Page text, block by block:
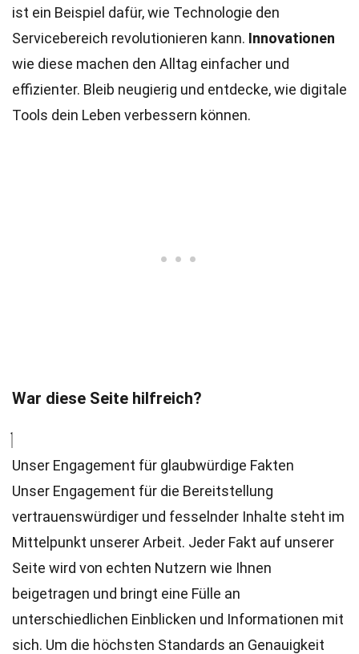
ist ein Beispiel dafür, wie Technologie den
Servicebereich revolutionieren kann. Innovationen
wie diese machen den Alltag einfacher und
effizienter. Bleib neugierig und entdecke, wie digitale
Tools dein Leben verbessern können.
War diese Seite hilfreich?
Unser Engagement für glaubwürdige Fakten
Unser Engagement für die Bereitstellung
vertrauenswürdiger und fesselnder Inhalte steht im
Mittelpunkt unserer Arbeit. Jeder Fakt auf unserer
Seite wird von echten Nutzern wie Ihnen
beigetragen und bringt eine Fülle an
unterschiedlichen Einblicken und Informationen mit
sich. Um die höchsten Standards an Genauigkeit